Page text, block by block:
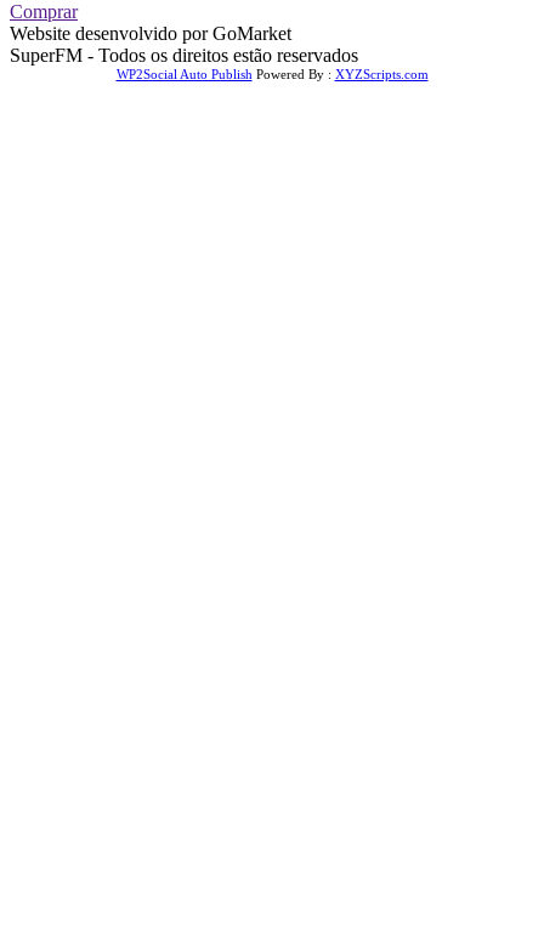
Comprar
Website desenvolvido por GoMarket
SuperFM - Todos os direitos estão reservados
WP2Social Auto Publish Powered By : XYZScripts.com